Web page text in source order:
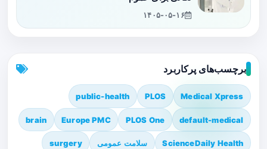
۱۴۰۵-۰۵-۱۶
برچسب‌های پرکاربرد
Medical Xpress
PLOS
public-health
default-medical
PLOS One
Europe PMC
brain
ScienceDaily Health سلامت عمومی surgery